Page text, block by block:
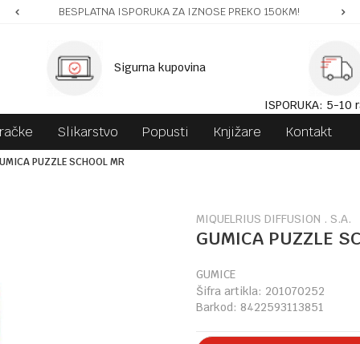
BESPLATNA ISPORUKA ZA IZNOSE PREKO 150KM!
Sigurna kupovina
ISPORUKA: 5-10
Slikarstvo Popusti Knjižare Kontakt
PUZZLE SCHOOL MR
MIQUELRIUS DIFFUSION . S.A.
GUMICA PUZZLE
GUMICE
Šifra artikla: 201070252
Barkod: 8422593113851